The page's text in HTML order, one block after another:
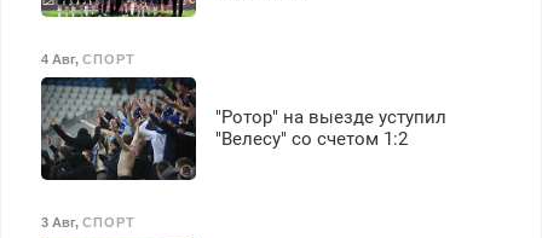
4 Авг, СПОРТ
"Ротор" на выезде уступил
"Велесу" со счетом 1:2
3 Авг, СПОРТ